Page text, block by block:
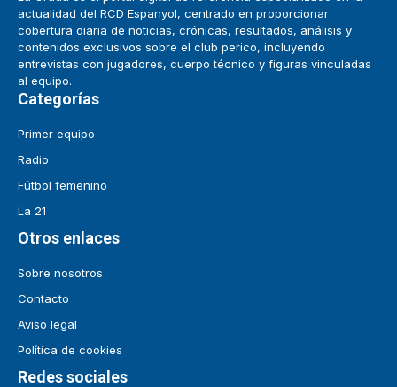
actualidad del RCD Espanyol, centrado en proporcionar
cobertura diaria de noticias, crónicas, resultados, análisis y
contenidos exclusivos sobre el club perico, incluyendo
entrevistas con jugadores, cuerpo técnico y figuras vinculadas
al equipo.
Categorías
Primer equipo
Radio
Fútbol femenino
La 21
Otros enlaces
Sobre nosotros
Contacto
Aviso legal
Política de cookies
Redes sociales